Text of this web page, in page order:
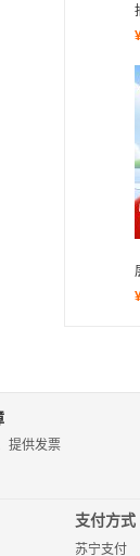
提供发票
支付方式
苏宁支付